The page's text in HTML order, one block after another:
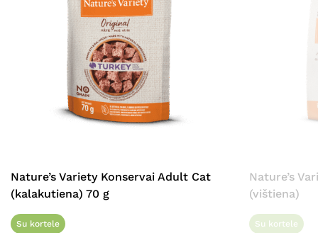
Nature’s Variety Konservai Adult Cat
(kalakutiena) 70 g
Su kortele
Nature’s
(vištiena)
Su kortele